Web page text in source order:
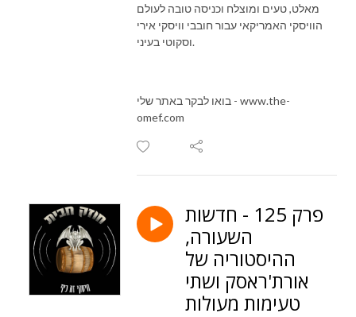
מאלט, טעים ומוצלח וכניסה טובה לעולם
הוויסקי האמריקאי עבור חובבי וויסקי אירי
וסקוטי בעיני.
בואו לבקר באתר שלי - www.the-
omef.com
פרק 125 - חדשות
השעורה,
ההיסטוריה של
אורת'ראסק ושתי
טעימות מעולות